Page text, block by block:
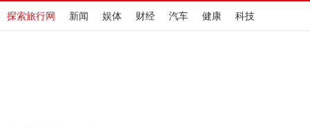
探索旅行网 新闻 娱体 财经 汽车 健康 科技